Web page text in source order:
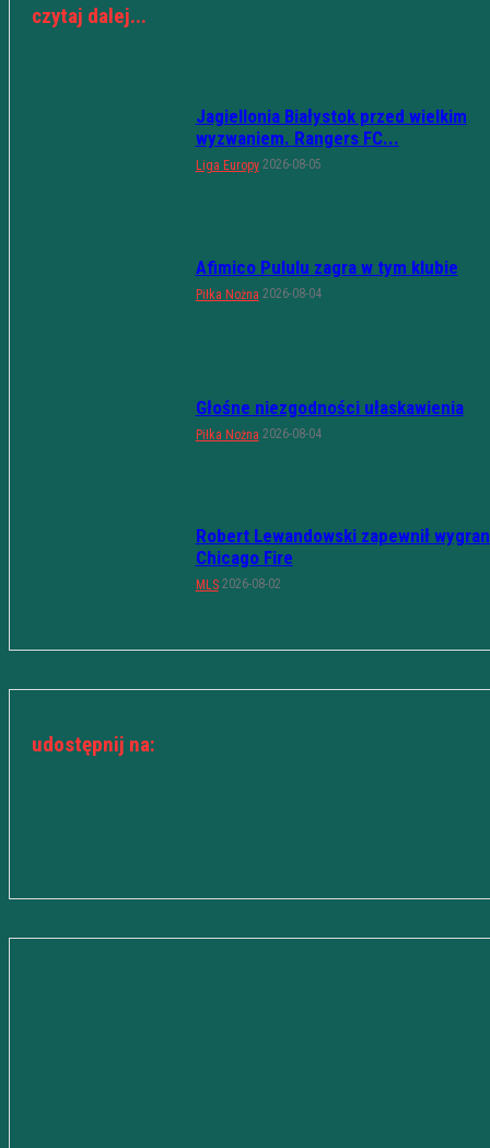
czytaj dalej...
Jagiellonia Białystok przed wielkim
wyzwaniem. Rangers FC...
Liga Europy 2026-08-05
Afimico Pululu zagra w tym klubie
Piłka Nożna 2026-08-04
Głośne niezgodności ułaskawienia
Piłka Nożna 2026-08-04
Robert Lewandowski zapewnił
Chicago Fire
MLS 2026-08-02
udostępnij na: